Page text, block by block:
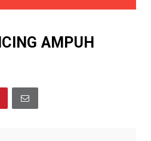
AMPUH